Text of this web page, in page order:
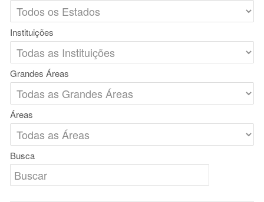
Instituições
Grandes Áreas
Áreas
Busca